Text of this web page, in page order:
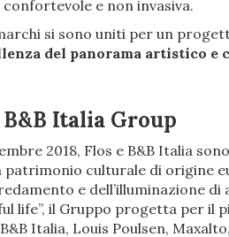
confortevole e non invasiva.
si sono uniti per un
del panorama artistico
B&B Italia Group
2018, Flos e B&B Italia
patrimonio culturale di origine
e dell’illuminazione
life”, il Gruppo progetta per il
Italia, Louis Poulsen,